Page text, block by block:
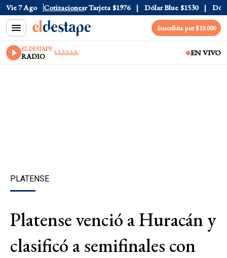
Vie 7 Ago Cotizaciones
$1520 Dólar Tarjeta $1976 Dólar Blue $1530 Dólar
Suscribite por $10.000
EL DESTAPE
RADIO EN VIVO
PLATENSE
Platense venció a Huracán y
clasificó a semifinales con